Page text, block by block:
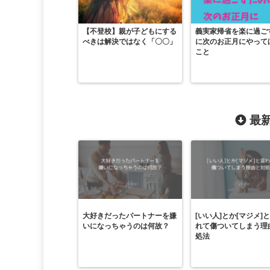
【不登校】親が子どもにする
べきは解決ではなく「〇〇」
義実家帰省を楽に過ご
に次のお正月にやって
こと
最
大好きだったパートナーを嫌
いになっちゃうのは何故？
[いい人]とか[マジメ]
れて傷ついてしまう理
処法